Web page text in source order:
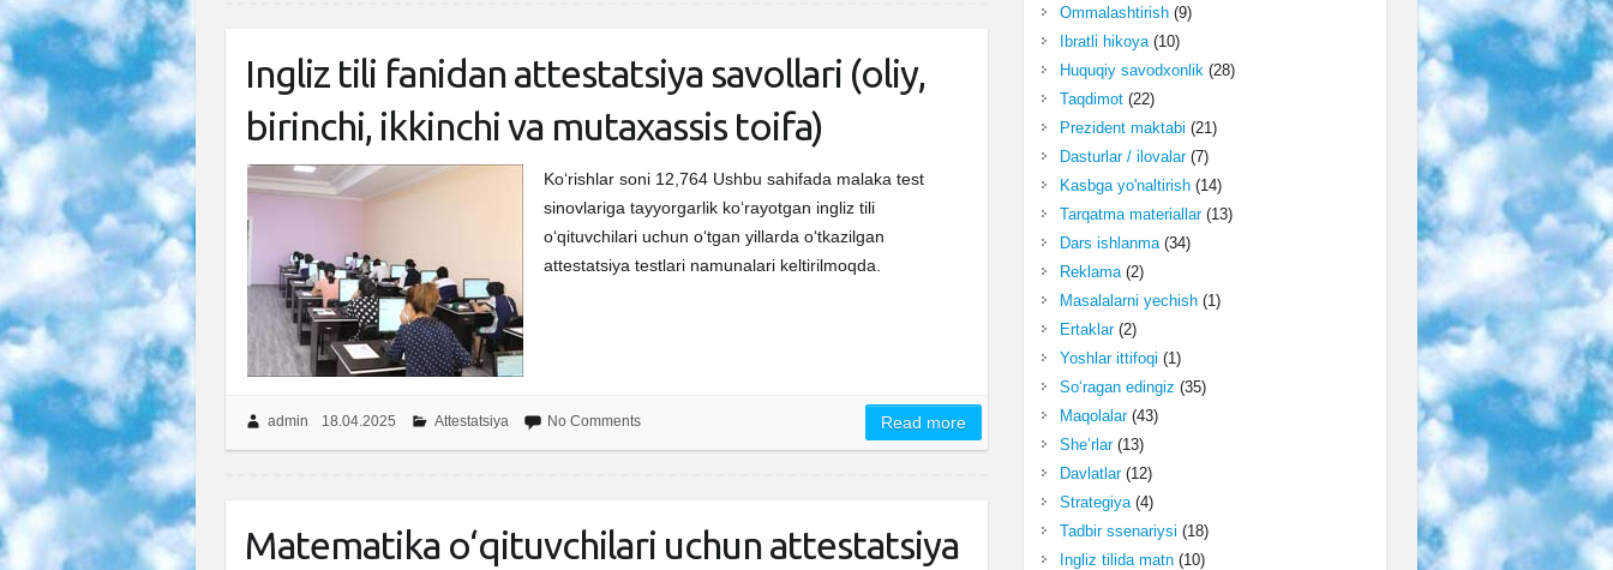
Ingliz tili fanidan attestatsiya savollari (oliy,
birinchi, ikkinchi va mutaxassis toifa)
Ko‘rishlar soni 12,764 Ushbu sahifada malaka test
sinovlariga tayyorgarlik ko‘rayotgan ingliz tili
o‘qituvchilari uchun o‘tgan yillarda o‘tkazilgan
attestatsiya testlari namunalari keltirilmoqda.
admin 18.04.2025 Attestatsiya No Comments Read more
Matematika o‘qituvchilari uchun attestatsiya
Ommalashtirish(9)
Ibratli hikoya(10)
Huquqiy savodxonlik(28)
Taqdimot(22)
Prezident maktabi (21)
Dasturlar / ilovalar(7)
Kasbga yo'naltirish(14)
Tarqatma materiallar(13)
Dars ishlanma(34)
Reklama(2)
Masalalarni yechish(1)
Ertaklar(2)
Yoshlar ittifoqi (1)
So‘ragan edingiz (35)
Maqolalar(43)
She’rlar(13)
Davlatlar(12)
Strategiya(4)
Tadbir ssenariysi (18)
Ingliz tilida matn(10)